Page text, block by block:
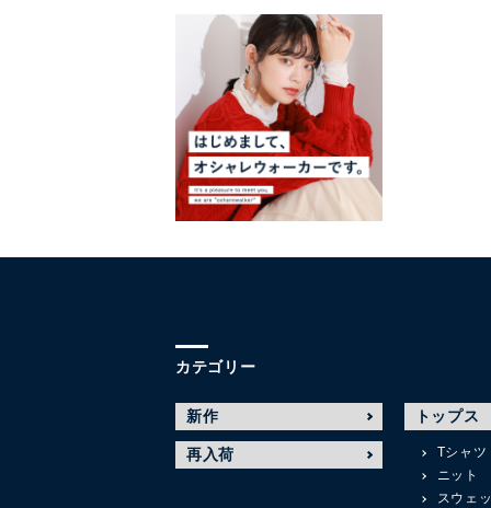
カテゴリー
新作
再入荷
トップス
Tシャツ
ニット
スウェ